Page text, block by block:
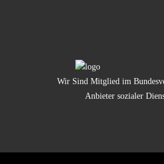
Wir Sind Mitglied im
Anbieter sozialer